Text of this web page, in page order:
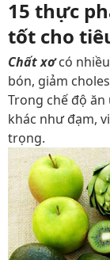
15 thực
tốt cho
Chất xơcó
bón, giảm
Trong chế độ
khác như đạm,
trọng.